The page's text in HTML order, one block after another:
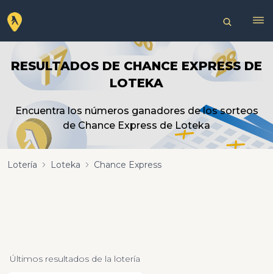
RESULTADOS DE CHANCE EXPRESS DE
LOTEKA
Encuentra los números ganadores de los sorteos
de Chance Express de Loteka
Lotería Loteka Chance Express
Últimos resultados de la lotería